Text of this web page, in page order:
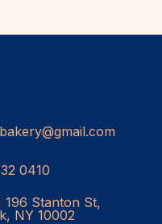
0410
196 Stanton St,
NY 10002